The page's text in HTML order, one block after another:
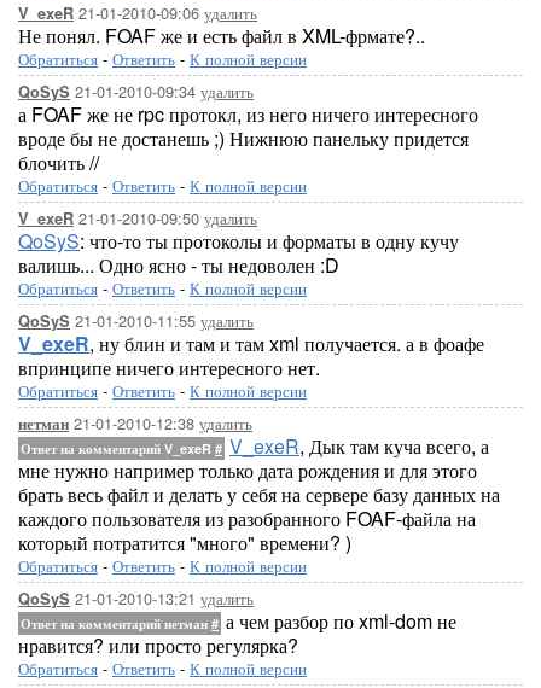
V_exeR 21-01-2010-09:06 удалить
Не понял. FOAF же и есть файл в XML-фрмате?..
Обратиться - Ответить - К полной версии
QoSyS 21-01-2010-09:34 удалить
а FOAF же не rpc протокл, из него ничего интересного
вроде бы не достанешь ;) Нижнюю панельку придется
блочить //
Обратиться - Ответить - К полной версии
V_exeR 21-01-2010-09:50 удалить
QoSyS: что-то ты протоколы и форматы в одну кучу
валишь... Одно ясно - ты недоволен :D
Обратиться - Ответить - К полной версии
QoSyS 21-01-2010-11:55 удалить
V_exeR, ну блин и там и там xml получается. а в фоафе
впринципе ничего интересного нет.
Обратиться - Ответить - К полной версии
нетман 21-01-2010-12:38 удалить
Ответ на комментарий V_exeR # V_exeR, Дык там куча всего, а
мне нужно например только дата рождения и для этого
брать весь файл и делать у себя на сервере базу данных на
каждого пользователя из разобранного FOAF-файла на
который потратится "много" времени? )
Обратиться - Ответить - К полной версии
QoSyS 21-01-2010-13:21 удалить
Ответ на комментарий нетман # а чем разбор по xml-dom не
нравится? или просто регулярка?
Обратиться - Ответить - К полной версии